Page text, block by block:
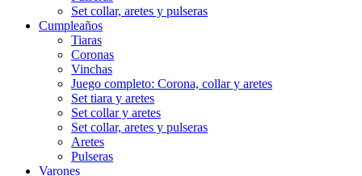
Set collar, aretes y pulseras
Cumpleaños
Tiaras
Coronas
Vinchas
Juego completo: Corona, collar y aretes
Set tiara y aretes
Set collar y aretes
Set collar, aretes y pulseras
Aretes
Pulseras
Varones